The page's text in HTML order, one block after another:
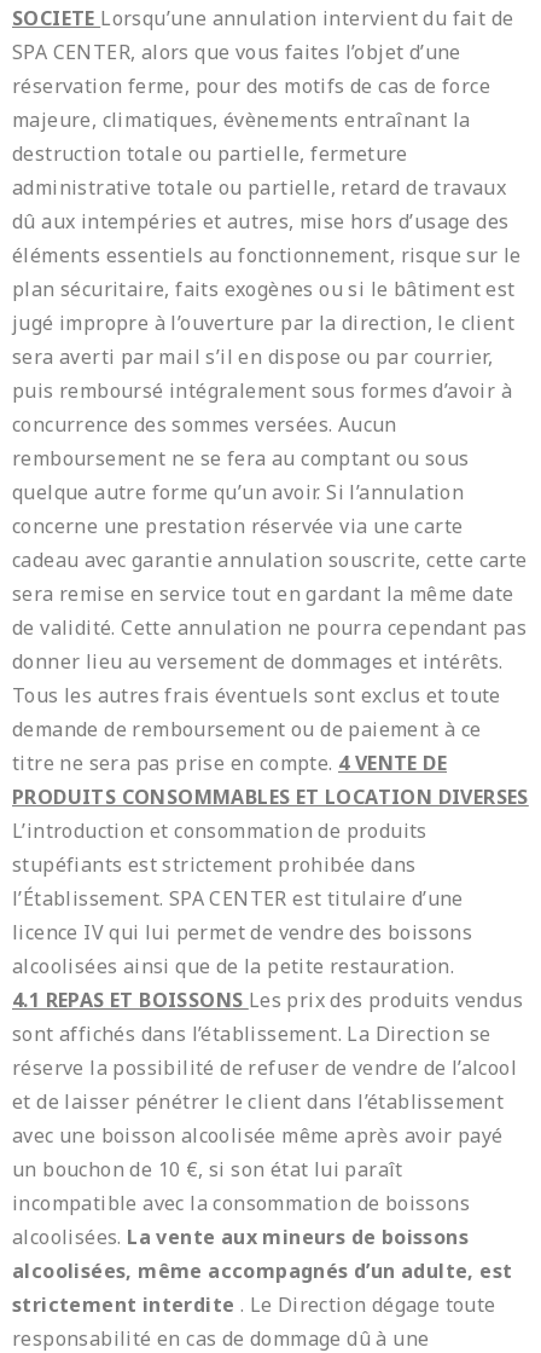
SOCIETE Lorsqu’une annulation intervient du fait de
SPA CENTER, alors que vous faites l’objet d’une
réservation ferme, pour des motifs de cas de force
majeure, climatiques, évènements entraînant la
destruction totale ou partielle, fermeture
administrative totale ou partielle, retard de travaux
dû aux intempéries et autres, mise hors d’usage des
éléments essentiels au fonctionnement, risque sur le
plan sécuritaire, faits exogènes ou si le bâtiment est
jugé impropre à l’ouverture par la direction, le client
sera averti par mail s’il en dispose ou par courrier,
puis remboursé intégralement sous formes d’avoir à
concurrence des sommes versées. Aucun
remboursement ne se fera au comptant ou sous
quelque autre forme qu’un avoir. Si l’annulation
concerne une prestation réservée via une carte
cadeau avec garantie annulation souscrite, cette carte
sera remise en service tout en gardant la même date
de validité. Cette annulation ne pourra cependant pas
donner lieu au versement de dommages et intérêts.
Tous les autres frais éventuels sont exclus et toute
demande de remboursement ou de paiement à ce
titre ne sera pas prise en compte. 4 VENTE DE
PRODUITS CONSOMMABLES ET LOCATION DIVERSES
L’introduction et consommation de produits
stupéfiants est strictement prohibée dans
l’Établissement. SPA CENTER est titulaire d’une
licence IV qui lui permet de vendre des boissons
alcoolisées ainsi que de la petite restauration.
4.1 REPAS ET BOISSONS Les prix des produits vendus
sont affichés dans l’établissement. La Direction se
réserve la possibilité de refuser de vendre de l’alcool
et de laisser pénétrer le client dans l’établissement
avec une boisson alcoolisée même après avoir payé
un bouchon de 10 €, si son état lui paraît
incompatible avec la consommation de boissons
alcoolisées. La vente aux mineurs de boissons
alcoolisées, même accompagnés d’un adulte, est
strictement interdite . Le Direction dégage toute
responsabilité en cas de dommage dû à une